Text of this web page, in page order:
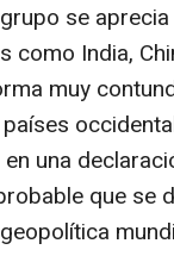
se
como India,
muy
una
que se